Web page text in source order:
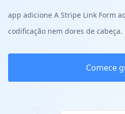
app adicione A Stripe Link Form
codificação nem dores de cabeça.
Comece